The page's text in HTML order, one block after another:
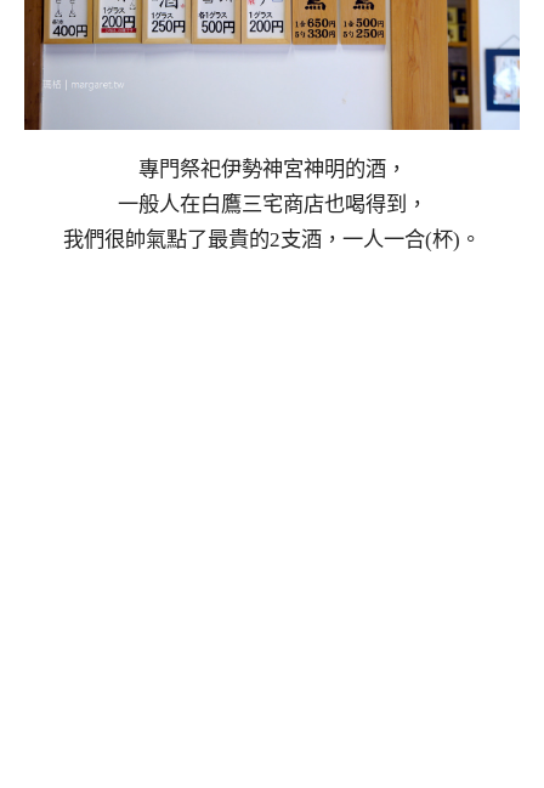
專門祭祀伊勢神宮神明的酒，
一般人在白鷹三宅商店也喝得到，
我們很帥氣點了最貴的2支酒，一人一合(杯)。